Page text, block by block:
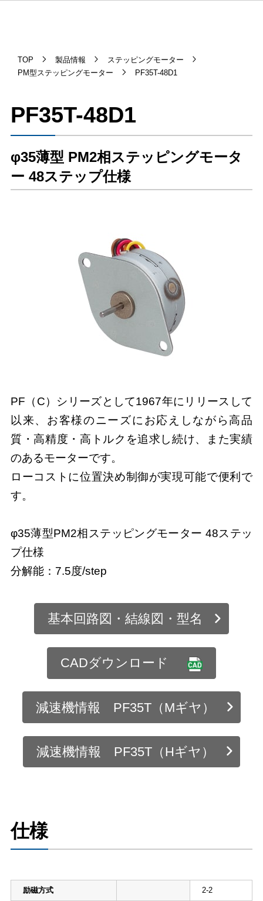
TOP 製品情報
ステッピングモーター
PM型ステッピングモーター
PF35T-48D1
PF35T-48D1
φ35薄型 PM2相ステッピングモータ
ー 48ステップ仕様
PF（C）シリーズとして1967年にリリースして
以来、お客様のニーズにお応えしながら高品
質・高精度・高トルクを追求し続け、また実績
のあるモーターです。
ローコストに位置決め制御が実現可能で便利で
す。
φ35薄型PM2相ステッピングモーター 48ステッ
プ仕様
分解能：7.5度/step
基本回路図・結線図・型名
CADダウンロード
減速機情報 PF35T（Mギヤ）
減速機情報 PF35T（Hギヤ）
仕様
励磁方式 2-2